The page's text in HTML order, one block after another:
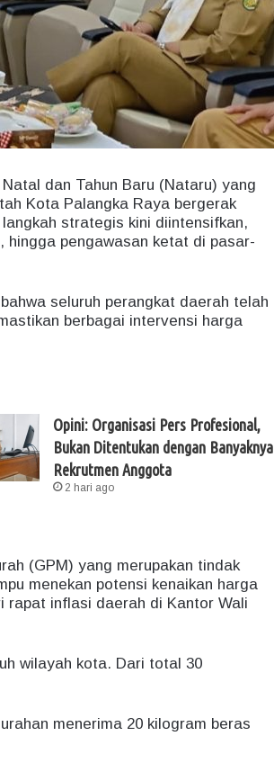
dan Tahun Baru (Nataru) yang
Kota Palangka Raya bergerak
strategis kini diintensifkan,
hingga pengawasan ketat di pasar-
seluruh perangkat daerah telah
berbagai intervensi harga
Opini: Organisasi Pers Profesional,
Bukan Ditentukan dengan Banyaknya
Rekrutmen Anggota
2 hari ago
(GPM) yang merupakan tindak
menekan potensi kenaikan harga
rapat inflasi daerah di Kantor Wali
wilayah kota. Dari total 30
menerima 20 kilogram beras